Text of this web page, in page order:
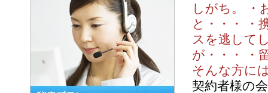
しがち。 ・
と・・・ ・
スを逃して
が・・・ ・
そんな方に
契約者様の